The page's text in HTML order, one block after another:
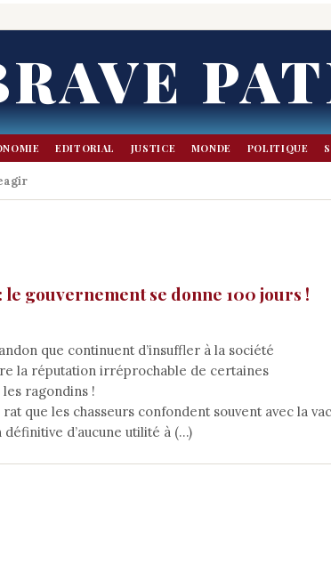
EDITORIAL JUSTICE MONDE POLITIQUE
gouvernement se donne 100 jours !
que continuent d’insuffler à la société
la réputation irréprochable de certaines
ragondins !
que les chasseurs confondent souvent avec la
d’aucune utilité à (…)